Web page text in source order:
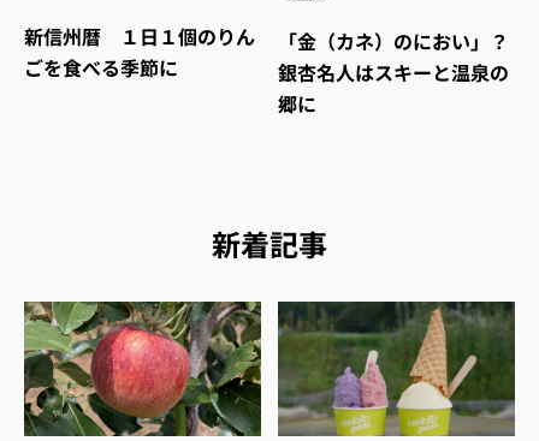
新信州暦 １日１個のりん
ごを食べる季節に
「金（カネ）のにおい」？
銀杏名人はスキーと温泉の
郷に
新着記事